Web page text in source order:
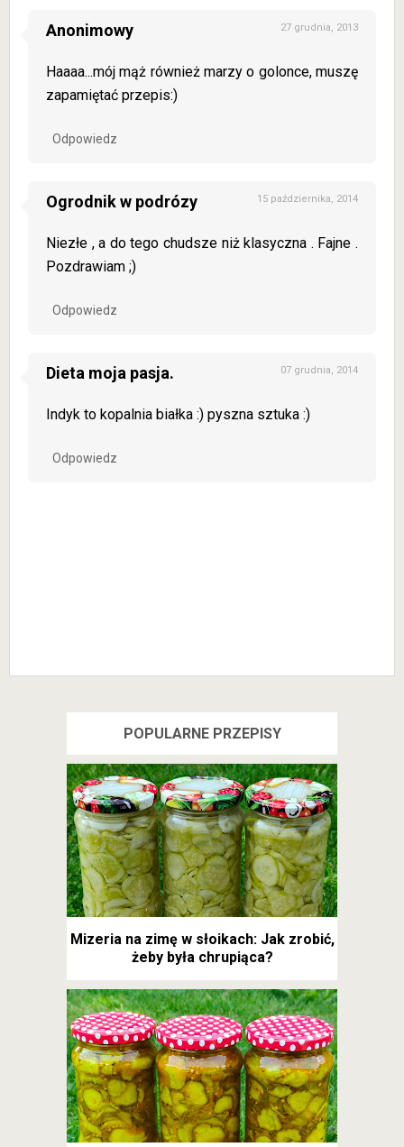
Anonimowy 27 grudnia, 2013
Haaaa...mój mąż również marzy o golonce, muszę
zapamiętać przepis:)
Odpowiedz
Ogrodnik w podrózy 15 października, 2014
Niezłe , a do tego chudsze niż klasyczna . Fajne .
Pozdrawiam ;)
Odpowiedz
Dieta moja pasja. 07 grudnia, 2014
Indyk to kopalnia białka :) pyszna sztuka :)
Odpowiedz
POPULARNE PRZEPISY
Mizeria na zimę w słoikach: Jak zrobić,
żeby była chrupiąca?